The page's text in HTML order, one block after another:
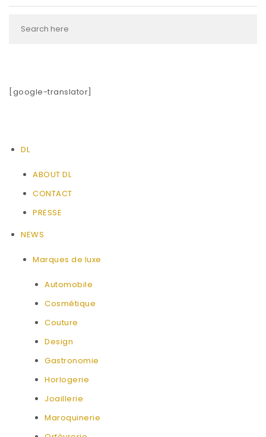
[google-translator]
DL
ABOUT DL
CONTACT
PRESSE
NEWS
Marques de luxe
Automobile
Cosmétique
Couture
Design
Gastronomie
Horlogerie
Joaillerie
Maroquinerie